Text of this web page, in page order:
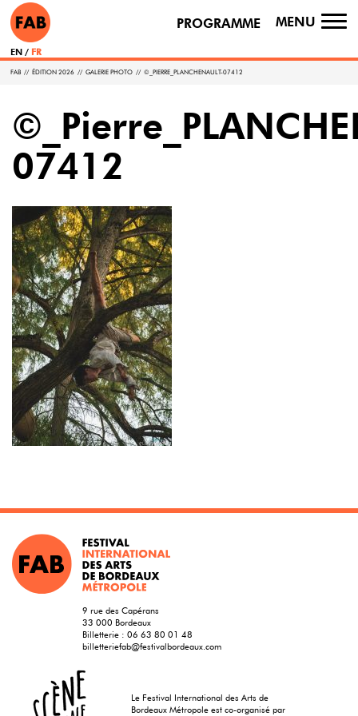
PROGRAMME MENU
EN FR
FAB // ÉDITION 2026 // GALERIE PHOTO // ©_PIERRE_PLANCHENAULT-07412
07412
9 rue des Capérans
33 000 Bordeaux
Billetterie : 06 63 80 01 48
billetteriefab@festivalbordeaux.com
Le Festival International des Arts de
Bordeaux Métropole est co-organisé par